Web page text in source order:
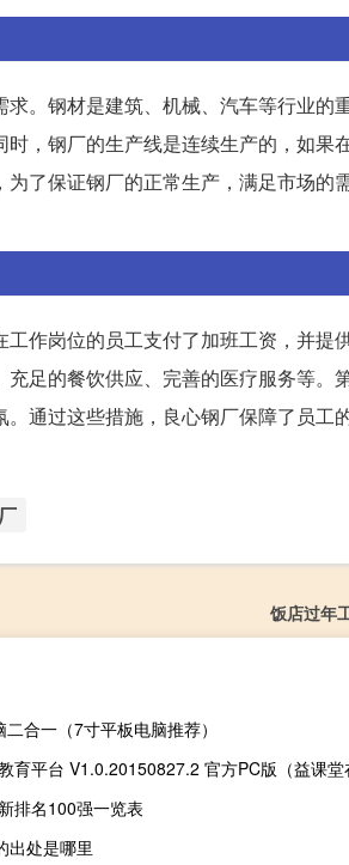
。钢材是建筑、机械、汽车等行业的
，钢厂的生产线是连续生产的，如果
了保证钢厂的正常生产，满足市场的
作岗位的员工支付了加班工资，并提
足的餐饮供应、完善的医疗服务等。
通过这些措施，良心钢厂保障了员工
饭店过年
合一（7寸平板电脑推荐）
排名100强一览表
出处是哪里